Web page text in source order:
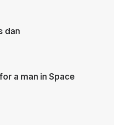
dan
a man in Space